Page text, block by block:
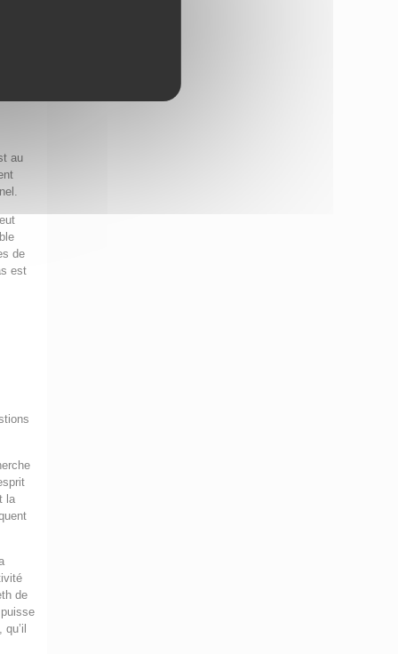
au
de
est
la
de